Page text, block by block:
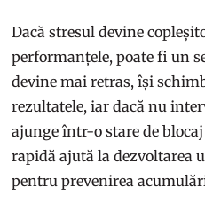
Dacă stresul devine
performanțele, poate fi un
devine mai retras, își
rezultatele, iar dacă nu
ajunge într-o stare de
rapidă ajută la dezvoltarea
pentru prevenirea